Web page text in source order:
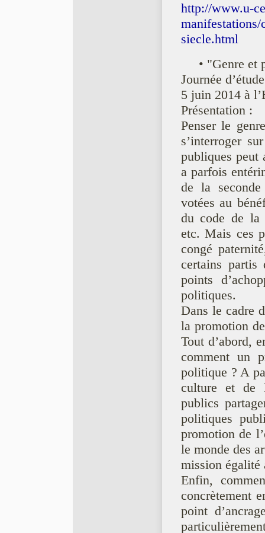
http://www.u-
siecle.html
• "Genre et
Journée
5 juin 2014 à
Présentation :
Penser le
s’interroger
publiques peut
a parfois
de la
votées au
du code de la
etc. Mais ces
congé
certains partis
points
politiques.
Dans le cadre
la promotion
Tout d’abord,
comment un
politique ? A
culture et de
publics
politiques
promotion de
le monde des
mission égalité
Enfin,
concrètement
point